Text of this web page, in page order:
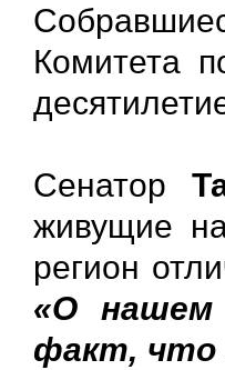
Комитета
Сенатор
живущие
регион
«О нашем
факт, что